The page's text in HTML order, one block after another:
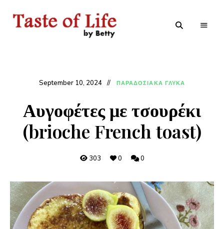
September 10, 2024 ΠΑΡΑΔΟΣΙΑΚΑ ΓΛΥΚΑ
Αυγοφέτες με τσουρέκι
(brioche French toast)
303 0 0